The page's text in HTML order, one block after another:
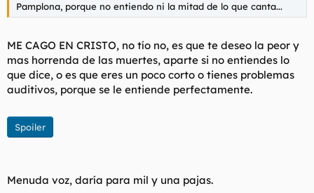
Pamplona, porque no entiendo ni la mitad de lo que canta...
ME CAGO EN CRISTO, no tío no, es que te deseo la peor y
mas horrenda de las muertes, aparte si no entiendes lo
que dice, o es que eres un poco corto o tienes problemas
auditivos, porque se le entiende perfectamente.
Spoiler
Menuda voz, daría para mil y una pajas.